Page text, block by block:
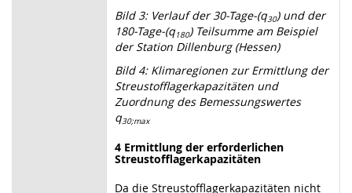
Bild 3: Verlauf der 30-Tage-(q30) und der
180-Tage-(q180) Teilsumme am Beispiel
der Station Dillenburg (Hessen)
Bild 4: Klimaregionen zur Ermittlung der
Streustofflagerkapazitäten und
Zuordnung des Bemessungswertes
q30;max
4 Ermittlung der erforderlichen
Streustofflagerkapazitäten
Da die Streustofflagerkapazitäten nicht